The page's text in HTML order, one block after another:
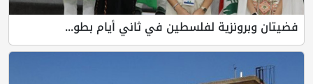
فضيتان وبرونزية لفلسطين في ثاني أيام بطو...